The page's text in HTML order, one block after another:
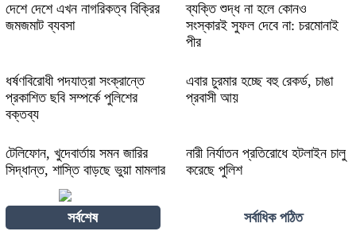
দেশে দেশে এখন নাগরিকত্ব বিক্রির
জমজমাট ব্যবসা
ব্যক্তি শুদ্ধ না হলে কোনও
সংস্কারই সুফল দেবে না: চরমোনাই
পীর
ধর্ষণবিরোধী পদযাত্রা সংক্রান্তে
প্রকাশিত ছবি সম্পর্কে পুলিশের
বক্তব্য
এবার চুরমার হচ্ছে বহু রেকর্ড, চাঙা
প্রবাসী আয়
টেলিফোন, খুদেবার্তায় সমন জারির
সিদ্ধান্ত, শাস্তি বাড়ছে ভুয়া মামলার
নারী নির্যাতন প্রতিরোধে হটলাইন চালু
করেছে পুলিশ
সর্বশেষ সর্বাধিক পঠিত